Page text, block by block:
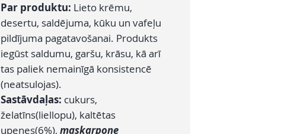
Par produktu: Lieto krēmu,
desertu, saldējuma, kūku un vafeļu
pildījuma pagatavošanai. Produkts
iegūst saldumu, garšu, krāsu, kā arī
tas paliek nemainīgā konsistencē
(neatsulojas).
Sastāvdaļas: cukurs,
želatīns(liellopu), kaltētas
upenes(6%), maskarpone